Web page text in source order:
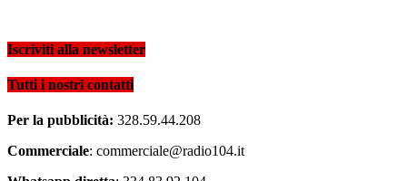
Iscriviti alla newsletter
Tutti i nostri contatti
Per la pubblicità: 328.59.44.208
Commerciale: commerciale@radio104.it